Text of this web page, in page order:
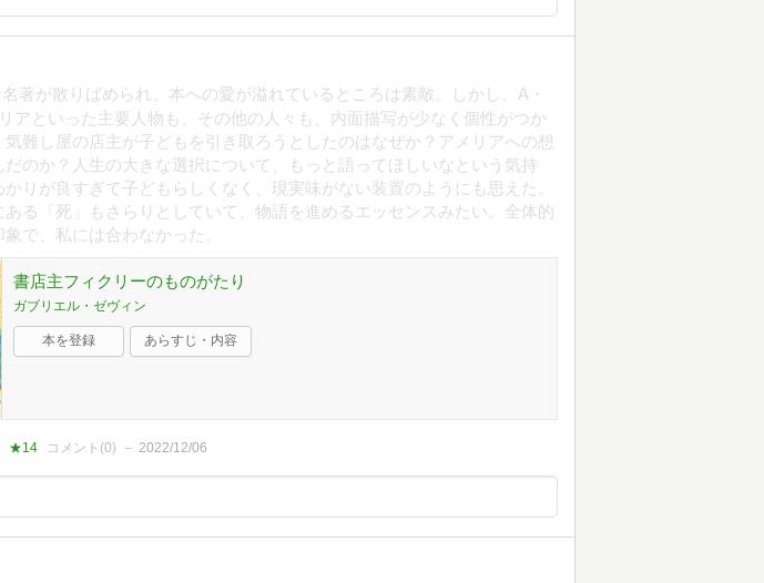
著が散りばめられ、本への愛が溢れているところは素敵。しかし、A・
アといった主要人物も、その他の人々も、内面描写が少なく個性がつか
気難し屋の店主が子どもを引き取ろうとしたのはなぜか？アメリアへの想
だのか？人生の大きな選択について、もっと語ってほしいなという気持
かりが良すぎて子どもらしくなく、現実味がない装置のようにも思えた。
ある「死」もさらりとしていて、物語を進めるエッセンスみたい。全体的
で、私には合わなかった。
書店主フィクリーのものがたり
ガブリエル・ゼヴィン
本を登録 あらすじ・内容
★14 コメント(0) 2022/12/06